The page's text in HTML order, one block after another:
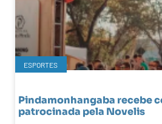
ESPORTES
Pindamonhangaba recebe
patrocinada pela Novelis